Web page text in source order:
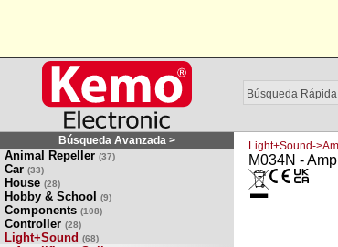
Búsqueda Avanzada >
Animal Repeller (37)
Car (33)
House (28)
Hobby & School (9)
Components (108)
Controller (28)
Light+Sound (68)
Light+Sound-
M034N -